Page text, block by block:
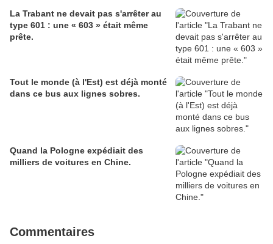
La Trabant ne devait pas s'arrêter au
type 601 : une « 603 » était même
prête.
Tout le monde (à l'Est) est déjà monté
dans ce bus aux lignes sobres.
Quand la Pologne expédiait des
milliers de voitures en Chine.
Commentaires